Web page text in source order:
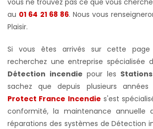
au 01 64 21 68 86. Nous vous
Plaisir.
Si vous êtes arrivés sur cette
recherchez une entreprise spécialisée
Détection incendie pour les
sachez que depuis plusieurs
Protect France Incendie s'est
conformité, la maintenance annuelle
réparations des systèmes de Détection